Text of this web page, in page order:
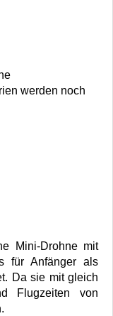
werden noch
Mini-Drohne mit
für Anfänger als
Da sie mit gleich
Flugzeiten von